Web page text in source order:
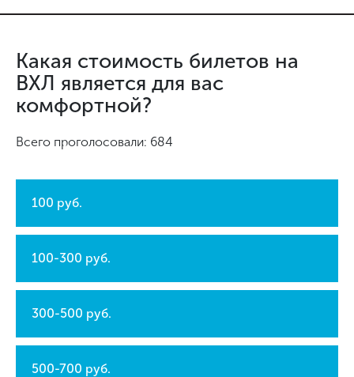
Какая стоимость билетов на
ВХЛ является для вас
комфортной?
Всего проголосовали: 684
100 руб.
100-300 руб.
300-500 руб.
500-700 руб.